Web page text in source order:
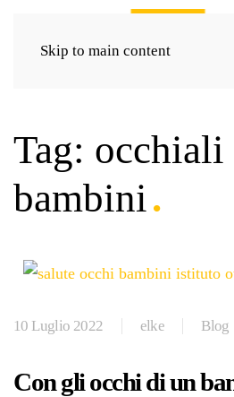
Skip to main content
Tag: occhiali
bambini
10 Luglio 2022 elke Blog
Con gli occhi di un